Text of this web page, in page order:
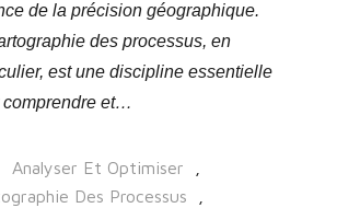
de la précision géographique.
des processus, en
est une discipline essentielle
comprendre et…
Analyser Et Optimiser
Des Processus